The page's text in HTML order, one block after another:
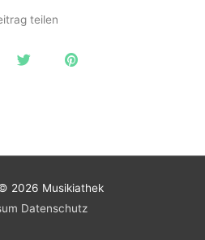
teilen
2026 Musikiathek
Datenschutz